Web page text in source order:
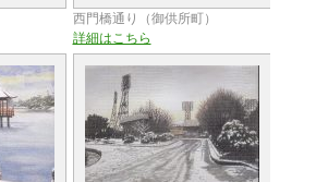
西門橋通り（御供所町）
詳細はこちら